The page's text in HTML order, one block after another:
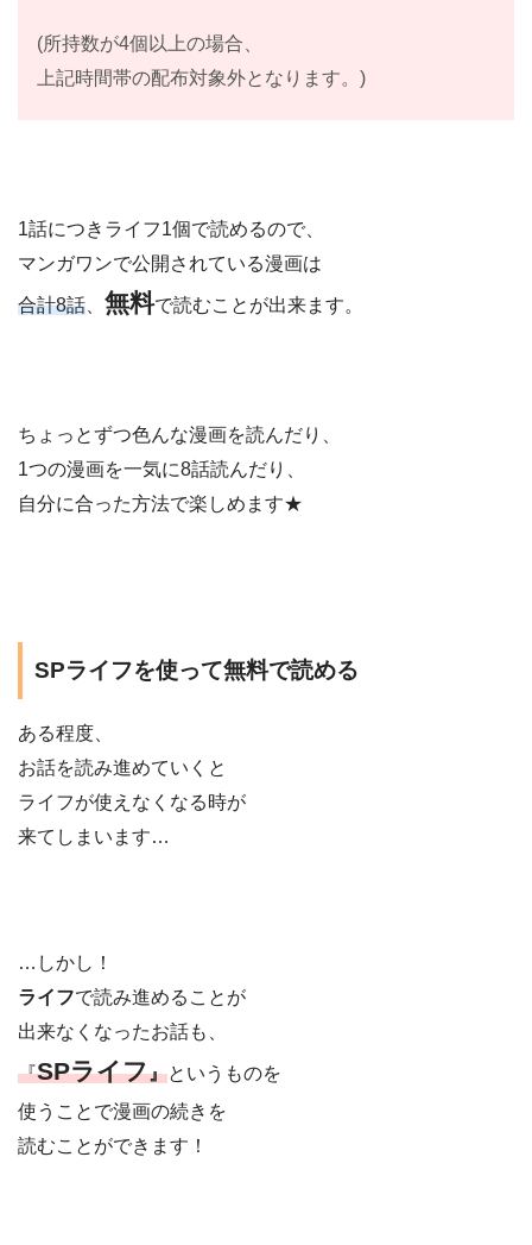
(所持数が4個以上の場合、
上記時間帯の配布対象外となります。)
1話につきライフ1個で読めるので、
マンガワンで公開されている漫画は
合計8話 無料で読むことが出来ます。
ちょっとずつ色んな漫画を読んだり、
1つの漫画を一気に8話読んだり、
自分に合った方法で楽しめます★
SPライフを使って無料で読める
ある程度、
お話を読み進めていくと
ライフが使えなくなる時が
来てしまいます…
…しかし！
ライフで読み進めることが
出来なくなったお話も、
『SPライフ』というものを
使うことで漫画の続きを
読むことができます！